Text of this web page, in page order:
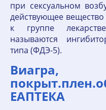
при сексуальном
действующее
к группе
называются
типа (ФДЭ-5).
Виагра,
ЕАПТЕКА